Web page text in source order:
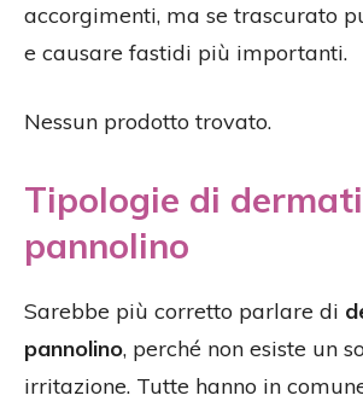
accorgimenti, ma se trascurato
e causare fastidi più importanti.
Nessun prodotto trovato.
Tipologie di
pannolino
Sarebbe più corretto parlare di
pannolino, perché non esiste un
irritazione. Tutte hanno in